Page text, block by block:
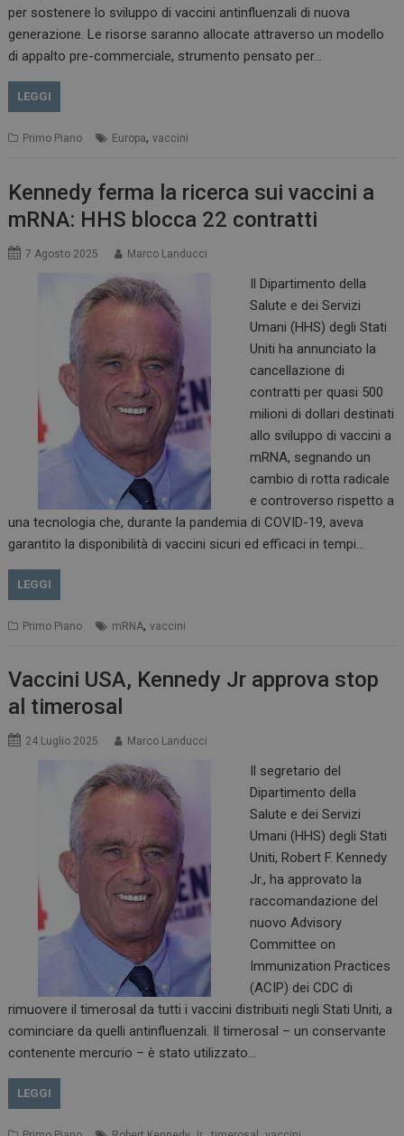
per sostenere lo sviluppo di vaccini antinfluenzali di nuova
generazione. Le risorse saranno allocate attraverso un modello
di appalto pre-commerciale, strumento pensato per…
LEGGI
Primo Piano Europa,vaccini
Kennedy ferma la ricerca sui vaccini a
mRNA: HHS blocca 22 contratti
7 Agosto 2025 Marco Landucci
Il Dipartimento della
Salute e dei Servizi
Umani (HHS) degli Stati
Uniti ha annunciato la
cancellazione di
contratti per quasi 500
milioni di dollari destinati
allo sviluppo di vaccini a
mRNA, segnando un
cambio di rotta radicale
e controverso rispetto a
una tecnologia che, durante la pandemia di COVID-19, aveva
garantito la disponibilità di vaccini sicuri ed efficaci in tempi…
LEGGI
Primo Piano mRNA,vaccini
Vaccini USA, Kennedy Jr approva stop
al timerosal
24 Luglio 2025 Marco Landucci
Il segretario del
Dipartimento della
Salute e dei Servizi
Umani (HHS) degli Stati
Uniti, Robert F. Kennedy
Jr., ha approvato la
raccomandazione del
nuovo Advisory
Committee on
Immunization Practices
(ACIP) dei CDC di
rimuovere il timerosal da tutti i vaccini distribuiti negli Stati Uniti, a
cominciare da quelli antinfluenzali. Il timerosal – un conservante
contenente mercurio – è stato utilizzato…
LEGGI